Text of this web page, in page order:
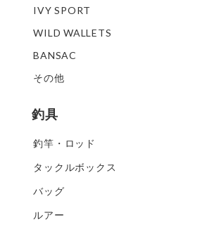
IVY SPORT
WILD WALLETS
BANSAC
その他
釣具
釣竿・ロッド
タックルボックス
バッグ
ルアー